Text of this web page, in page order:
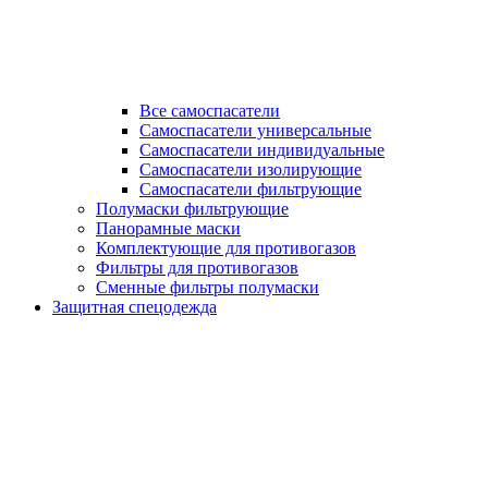
Все самоспасатели
Самоспасатели универсальные
Самоспасатели индивидуальные
Самоспасатели изолирующие
Самоспасатели фильтрующие
Полумаски фильтрующие
Панорамные маски
Комплектующие для противогазов
Фильтры для противогазов
Сменные фильтры полумаски
Защитная спецодежда